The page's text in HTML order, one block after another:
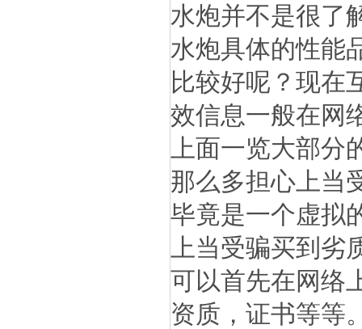
水炮并不是很了
水炮具体的性能
比较好呢？现在
效信息一般在网
上面一览大部
那么多担心上当
毕竟是一个虚拟
上当受骗买到
可以首先在网络
资质，证书等等